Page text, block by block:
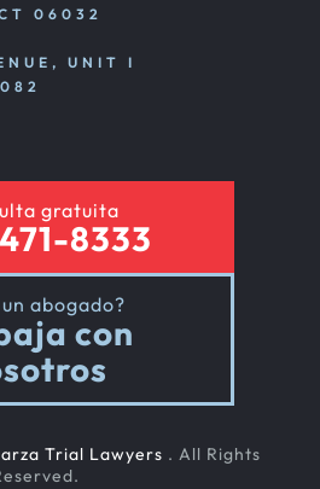
06032
UNIT I
gratuita
8333
abogado?
con
Trial Lawyers . All Rights